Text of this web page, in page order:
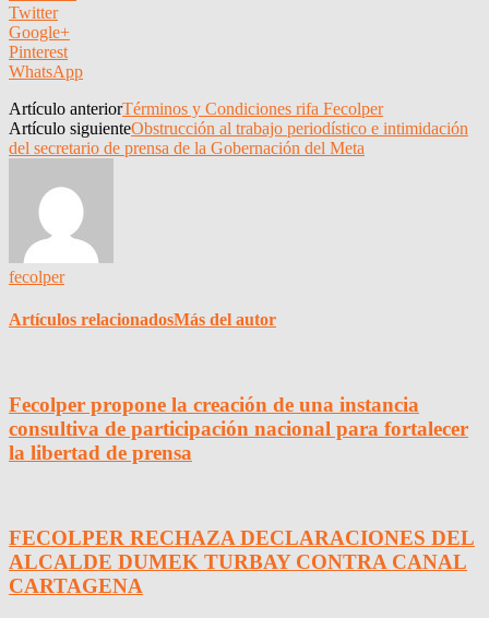
Twitter
Google+
Pinterest
WhatsApp
Artículo anteriorTérminos y Condiciones rifa Fecolper
Artículo siguienteObstrucción al trabajo periodístico e intimidación
del secretario de prensa de la Gobernación del Meta
fecolper
Artículos relacionadosMás del autor
Fecolper propone la creación de una instancia
consultiva de participación nacional para fortalecer
la libertad de prensa
FECOLPER RECHAZA DECLARACIONES DEL
ALCALDE DUMEK TURBAY CONTRA CANAL
CARTAGENA